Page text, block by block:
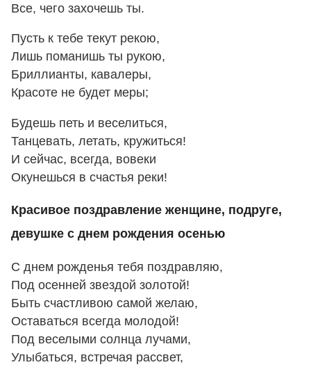
Все, чего захочешь ты.
Пусть к тебе текут рекою,
Лишь поманишь ты рукою,
Бриллианты, кавалеры,
Красоте не будет меры;
Будешь петь и веселиться,
Танцевать, летать, кружиться!
И сейчас, всегда, вовеки
Окунешься в счастья реки!
Красивое поздравление женщине, подруге,
девушке с днем рождения осенью
С днем рожденья тебя поздравляю,
Под осенней звездой золотой!
Быть счастливою самой желаю,
Оставаться всегда молодой!
Под веселыми солнца лучами,
Улыбаться, встречая рассвет,